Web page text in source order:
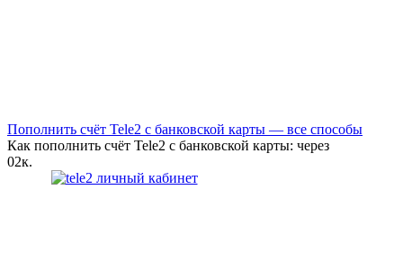
Пополнить счёт Tele2 с банковской карты — все способы
Как пополнить счёт Tele2 с банковской карты: через
02к.